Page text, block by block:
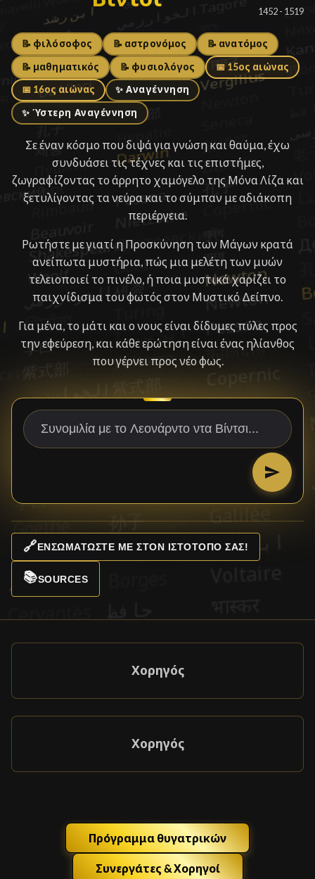
1452 - 1519
📝 φιλόσοφος 📝 αστρονόμος 📝 ανατόμος
📝 μαθηματικός 📝 φυσιολόγος 📅 15ος αιώνας
📅 16ος αιώνας ✨ Αναγέννηση
✨ Ύστερη Αναγέννηση
Σε έναν κόσμο που διψά για γνώση και θαύμα, έχω
συνδυάσει τις τέχνες και τις επιστήμες,
ζωγραφίζοντας το άρρητο χαμόγελο της Μόνα Λίζα και
ξετυλίγοντας τα νεύρα και το σύμπαν με αδιάκοπη
περιέργεια.
Ρωτήστε με γιατί η Προσκύνηση των Μάγων κρατά
ανείπωτα μυστήρια, πώς μια μελέτη των μυών
τελειοποιεί το πινέλο, ή ποια μυστικά χαρίζει το
παιχνίδισμα του φωτός στον Μυστικό Δείπνο.
Για μένα, το μάτι και ο νους είναι δίδυμες πύλες προς
την εφεύρεση, και κάθε ερώτηση είναι ένας ηλίανθος
που γέρνει προς νέο φως.
🔗ΕΝΣΩΜΑΤΏΣΤΕ ΜΕ ΣΤΟΝ ΙΣΤΌΤΟΠΌ ΣΑΣ!
📚SOURCES
Χορηγός
Χορηγός
Πρόγραμμα θυγατρικών
Συνεργάτες & Χορηγοί